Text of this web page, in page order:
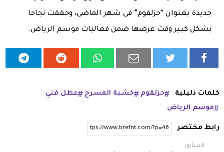
جديدة بعنوان “حزلقوم” فى شهر الماضى، وحققت نجاحا
بشكل كبير وقت عرضها ضمن فعاليات موسم الرياض.
كلمات دليلية حزلقوم خشبة المسرح
عطل فني
موسم الرياض
رابط مختصر
السابق